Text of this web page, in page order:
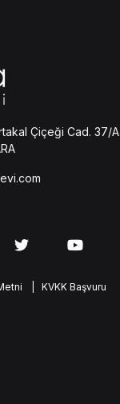
Çiçeği Cad. 37/A
| KVKK Başvuru